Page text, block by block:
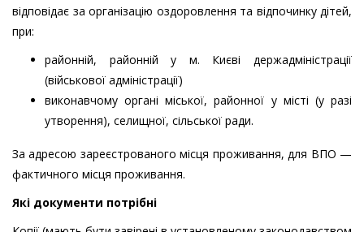
відповідає за організацію оздоровлення та відпочинку дітей,
при:
районній, районній у м. Києві держадміністрації
(військової адміністрації)
виконавчому органі міської, районної у місті (у разі
утворення), селищної, сільської ради.
За адресою зареєстрованого місця проживання, для ВПО —
фактичного місця проживання.
Які документи потрібні